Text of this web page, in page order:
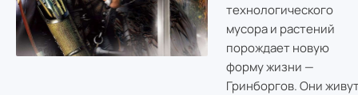
технологического
мусора и растений
порождает новую
форму жизни —
Гринборгов. Они